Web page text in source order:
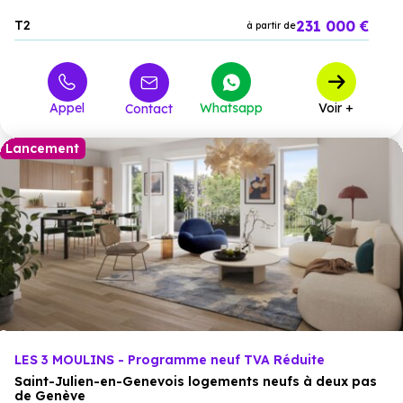
T2 à partir de231 000 €
Appel Contact Whatsapp Voir +
Lancement
LES 3 MOULINS - Programme neuf TVA Réduite
Saint-Julien-en-Genevois logements neufs à deux pas
de Genève